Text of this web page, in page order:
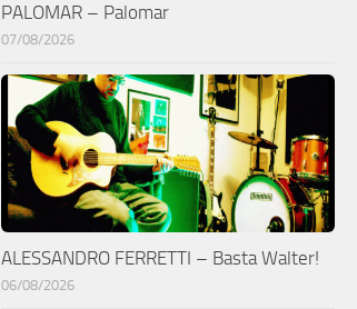
PALOMAR – Palomar
07/08/2026
ALESSANDRO FERRETTI – Basta Walter!
06/08/2026